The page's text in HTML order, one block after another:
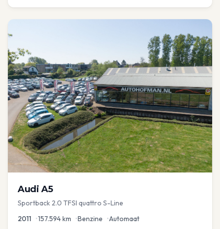
Audi A5
Sportback 2.0 TFSI quattro S-Line
2011 •157.594km •Benzine •Automaat